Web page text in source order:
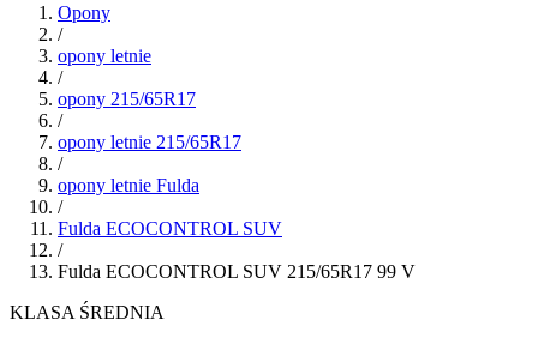
Opony
/
opony letnie
/
opony 215/65R17
/
opony letnie 215/65R17
/
opony letnie Fulda
/
Fulda ECOCONTROL SUV
/
Fulda ECOCONTROL SUV 215/65R17 99 V
KLASA ŚREDNIA